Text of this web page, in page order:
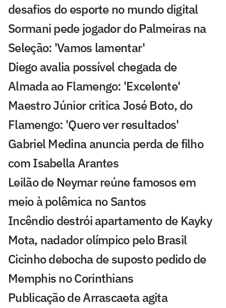
desafios do esporte no mundo digital
Sormani pede jogador do Palmeiras na
Seleção: 'Vamos lamentar'
Diego avalia possível chegada de
Almada ao Flamengo: 'Excelente'
Maestro Júnior critica José Boto, do
Flamengo: 'Quero ver resultados'
Gabriel Medina anuncia perda de filho
com Isabella Arantes
Leilão de Neymar reúne famosos em
meio à polêmica no Santos
Incêndio destrói apartamento de Kayky
Mota, nadador olímpico pelo Brasil
Cicinho debocha de suposto pedido de
Memphis no Corinthians
Publicação de Arrascaeta agita